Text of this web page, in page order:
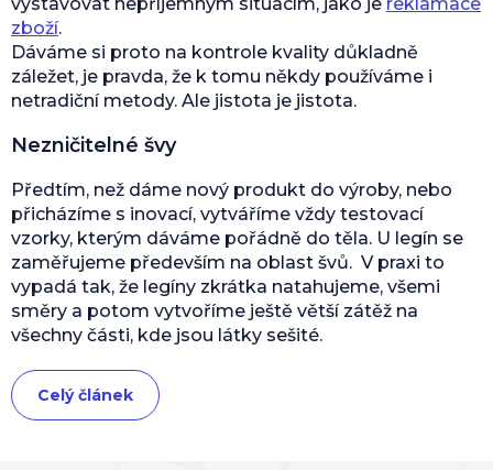
zboží.
Dáváme si proto na kontrole kvality důkladně
záležet, je pravda, že k tomu někdy používáme i
netradiční metody. Ale jistota je jistota.
Nezničitelné švy
Předtím, než dáme nový produkt do výroby, nebo
přicházíme s inovací, vytváříme vždy testovací
vzorky, kterým dáváme pořádně do těla. U legín se
zaměřujeme především na oblast švů. V praxi to
vypadá tak, že legíny zkrátka natahujeme, všemi
směry a potom vytvoříme ještě větší zátěž na
všechny části, kde jsou látky sešité.
Celý článek